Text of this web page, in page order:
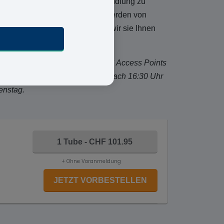
aus und Ihre Antworten werden von
genehmigt wurde, stellen wir sie Ihnen
und daher nicht an UPS Access Points
Sie es an einem Donnerstag nach 16:30 Uhr
1 Tube - CHF 101.95
+ Ohne Voranmeldung
JETZT VORBESTELLEN